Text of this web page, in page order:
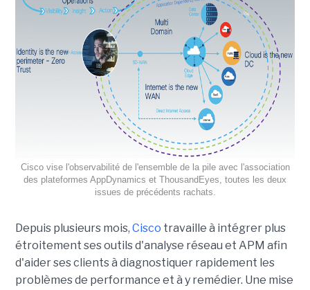
Cisco vise l'observabilité de l'ensemble de la pile avec l'association
des plateformes AppDynamics et ThousandEyes, toutes les deux
issues de précédents rachats.
Depuis plusieurs mois, Cisco travaille à intégrer plus
étroitement ses outils d'analyse réseau et APM afin
d'aider ses clients à diagnostiquer rapidement les
problèmes de performance et à y remédier. Une mise